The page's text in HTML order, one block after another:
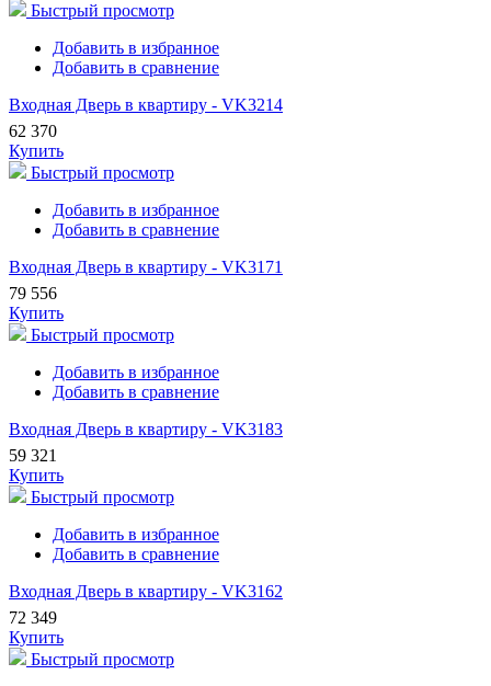
Быстрый просмотр
Добавить в избранное
Добавить в сравнение
Входная Дверь в квартиру - VK3214
62 370
Купить
Быстрый просмотр
Добавить в избранное
Добавить в сравнение
Входная Дверь в квартиру - VK3171
79 556
Купить
Быстрый просмотр
Добавить в избранное
Добавить в сравнение
Входная Дверь в квартиру - VK3183
59 321
Купить
Быстрый просмотр
Добавить в избранное
Добавить в сравнение
Входная Дверь в квартиру - VK3162
72 349
Купить
Быстрый просмотр